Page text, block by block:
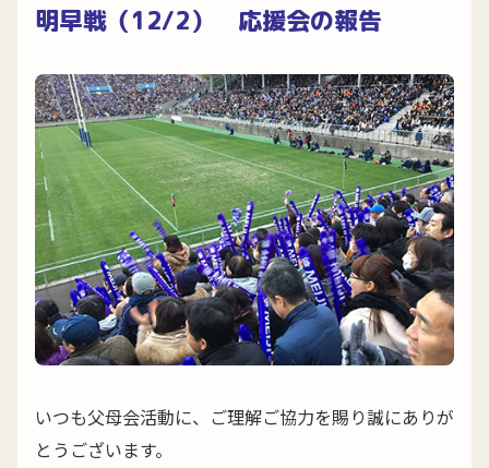
明早戦（12/2） 応援会の報告
いつも父母会活動に、ご理解ご協力を賜り誠にありが
とうございます。